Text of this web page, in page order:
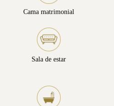
Cama matrimonial
Sala de estar